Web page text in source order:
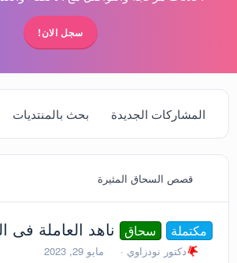
سجل الان!
المشاركات الجديدة بحث بالمنتديات
قصص السحاق المثيرة
مكتملة سحاق ناهد العاملة فى
ب
دكتور نودزاوي
تمايو 29, 2023